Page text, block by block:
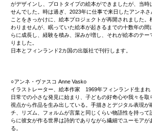
がデザインし、プロトタイプの絵本ができましたが、当時
せんでした。時は過ぎ、2023年に仕事で来日したアンネ
ことをきっかけに、絵本プロジェクトが再開されました。
わりませんが、眠っていた絵本が起きるまでの十数年の間
らに成長し、経験を積み、深みが増し、それが絵本のテー
りました。
日本とフィンランド2カ国の出版社で刊行します。
○アンネ・ヴァスコ Anne Vasko
イラストレーター、絵本作家 1969年フィンランド生まれ
日常での小さな発見に始まり、子どもの好奇心や我々を取
視点から作品を生み出している。手描きとデジタル表現が
チ、リズム、フォルムが言葉と同じくらい物語性を持って
らに彼女が作る世界は詩的でありながら繊細でユーモアが
る。